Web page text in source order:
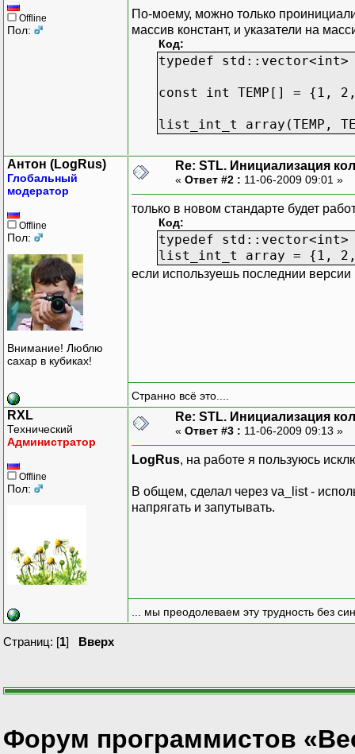
Offline
Пол:
По-моему, можно только
массив констант, и указатели на
Код:
typedef
const int TEMP[] = {1,
list_int_t array(TEMP,
Антон (LogRus)
Глобальный
модератор
Offline
Пол:
Внимание! Люблю
сахар в кубиках!
Re: STL. Инициализация
« Ответ #2 : 11-06-2009 09:01 »
только в новом стандарте будет
Код:
typedef
list_int_t array = {1,
если используешь последнии
Странно всё это....
RXL
Технический
Администратор
Offline
Пол:
Re: STL. Инициализация
« Ответ #3 : 11-06-2009 09:13 »
LogRus, на работе я пользуюсь
В общем, сделал через va_list -
напрягать и запутывать.
... мы преодолеваем эту трудность без
Страниц: [1] Вверх
Форум программистов